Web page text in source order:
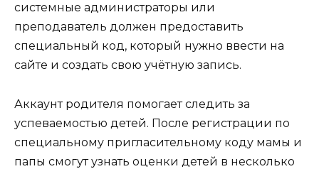
системные администраторы или
преподаватель должен предоставить
специальный код, который нужно ввести на
сайте и создать свою учётную запись.
Аккаунт родителя помогает следить за
успеваемостью детей. После регистрации по
специальному пригласительному коду мамы и
папы смогут узнать оценки детей в несколько